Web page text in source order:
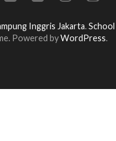
Inggris Jakarta.
Powered byWordPress.